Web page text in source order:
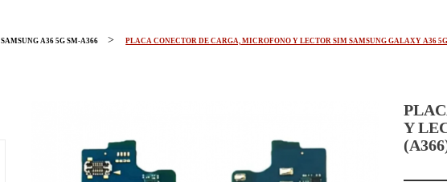
SAMSUNG A36 5G SM-A366 PLACA CONECTOR DE CARGA, MICROFONO Y LECTOR SIM SAMSUNG GALAXY A36
Y